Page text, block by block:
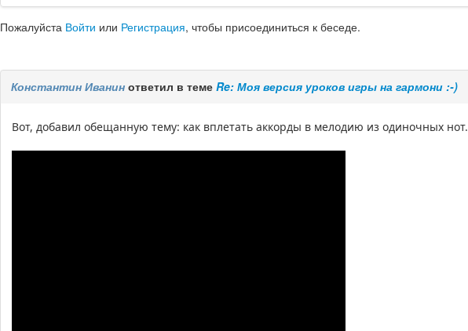
Пожалуйста Войти или Регистрация, чтобы присоединиться к беседе.
Константин Иванин ответил в темеRe: Моя версия уроков игры на гармони :-)
Вот, добавил обещанную тему: как вплетать аккорды в мелодию из одиночных нот.